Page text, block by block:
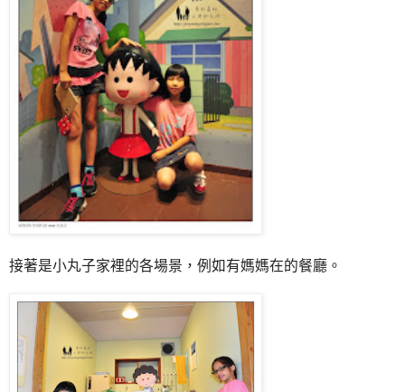
接著是小丸子家裡的各場景，例如有媽媽在的餐廳。